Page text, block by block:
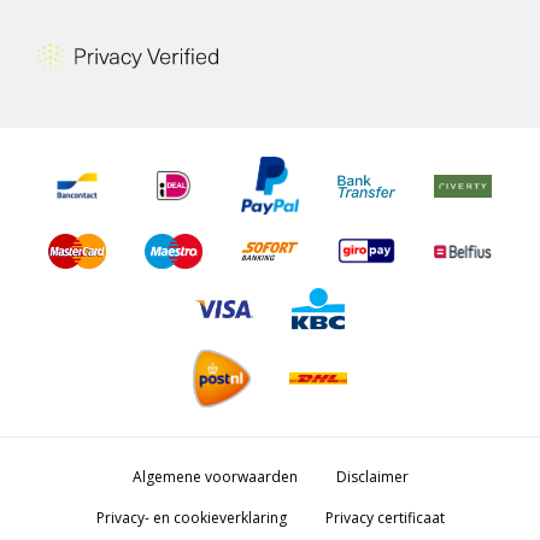
Algemene voorwaarden
Disclaimer
Privacy- en cookieverklaring
Privacy certificaat